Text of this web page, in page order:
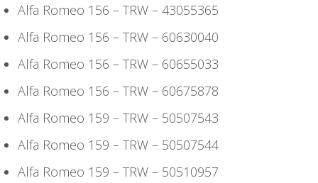
Alfa Romeo 156 – TRW – 43055365
Alfa Romeo 156 – TRW – 60630040
Alfa Romeo 156 – TRW – 60655033
Alfa Romeo 156 – TRW – 60675878
Alfa Romeo 159 – TRW – 50507543
Alfa Romeo 159 – TRW – 50507544
Alfa Romeo 159 – TRW – 50510957